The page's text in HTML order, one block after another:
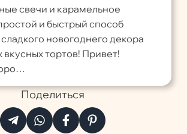
свечи и карамельное
и быстрый способ
новогоднего декора
вкусных тортов! Привет!
Поделиться